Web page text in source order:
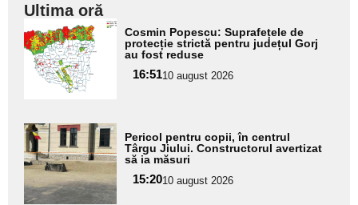
Ultima oră
Adaugă
aici textul
pentru
subtitlu
Cosmin Popescu: Suprafețele de
protecție strictă pentru județul Gorj
au fost reduse
16:5110 august 2026
Adaugă
aici textul
pentru
subtitlu
Pericol pentru copii, în centrul
Târgu Jiului. Constructorul avertizat
să ia măsuri
15:2010 august 2026